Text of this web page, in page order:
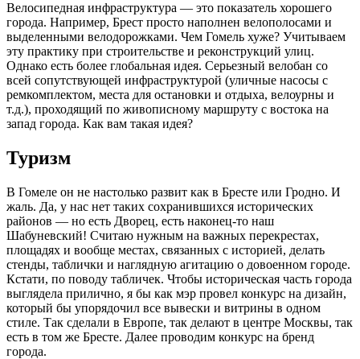
Велосипедная инфраструктура — это показатель хорошего
города. Например, Брест просто наполнен велополосами и
выделенными велодорожками. Чем Гомель хуже? Учитываем
эту практику при строительстве и реконструкций улиц.
Однако есть более глобальная идея. Серьезный велобан со
всей сопутствующей инфраструктурой (уличные насосы с
ремкомплектом, места для остановки и отдыха, велоурны и
т.д.), проходящий по живописному маршруту с востока на
запад города. Как вам такая идея?
Туризм
В Гомеле он не настолько развит как в Бресте или Гродно. И
жаль. Да, у нас нет таких сохранившихся исторических
районов — но есть Дворец, есть наконец-то наш
Шабуневский! Считаю нужным на важных перекрестах,
площадях и вообще местах, связанных с историей, делать
стенды, таблички и наглядную агитацию о довоенном городе.
Кстати, по поводу табличек. Чтобы историческая часть города
выглядела прилично, я бы как мэр провел конкурс на дизайн,
который бы упорядочил все вывески и витрины в одном
стиле. Так сделали в Европе, так делают в центре Москвы, так
есть в том же Бресте. Далее проводим конкурс на бренд
города.